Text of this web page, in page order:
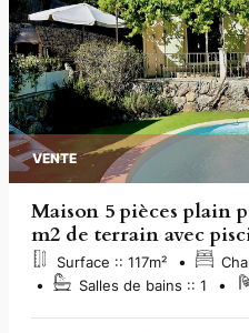
VENTE
Maison 5 pièces plain
m2 de terrain avec
Surface :: 117m²
Salles de bains :: 1